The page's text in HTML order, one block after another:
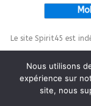
Le site Spirit45 est
This
Nous utilisons
expérience sur
site, nous